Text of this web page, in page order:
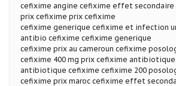
cefixime angine cefixime effet secondaire
prix cefixime prix cefixime
cefixime generique cefixime et infection
antibio cefixime cefixime generique
cefixime prix au cameroun cefixime
cefixime 400 mg prix cefixime antibiotique
antibiotique cefixime cefixime 200
cefixime prix maroc cefixime effet